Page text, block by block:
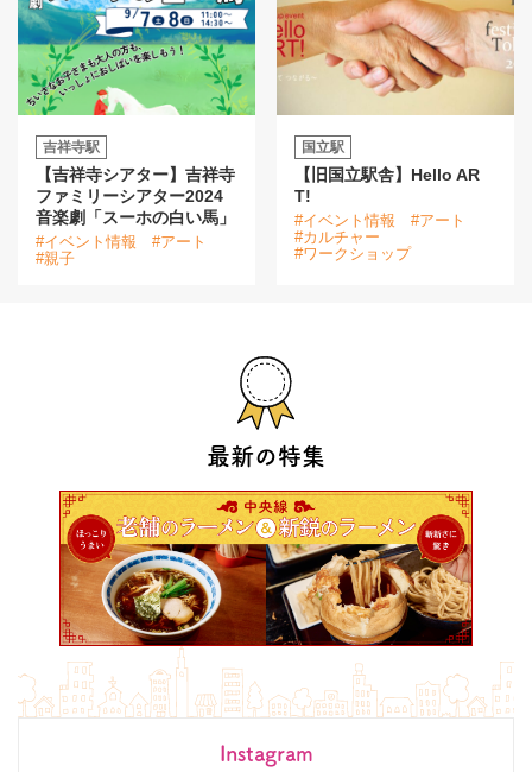
最新の特集
Instagram
吉祥寺駅
【吉祥寺シアター】吉祥寺
ファミリーシアター2024
音楽劇「スーホの白い馬」
#イベント情報
#アート
#親子
国立駅
【旧国立駅舎】Hello AR
T!
#イベント情報
#アート
#カルチャー
#ワークショップ